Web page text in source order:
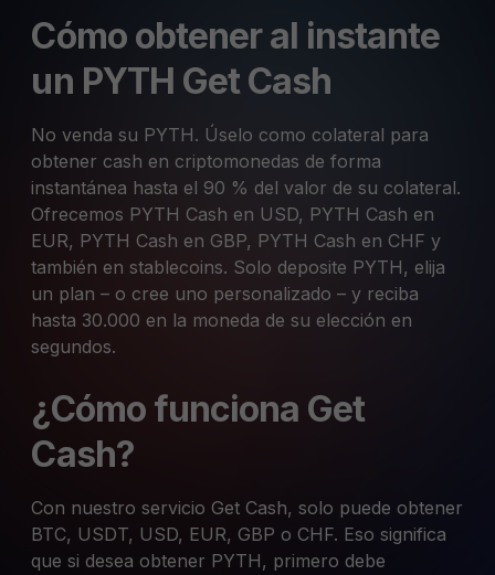
Cómo obtener al instante
un PYTH Get Cash
No venda su PYTH. Úselo como colateral para
obtener cash en criptomonedas de forma
instantánea hasta el 90 % del valor de su colateral.
Ofrecemos PYTH Cash en USD, PYTH Cash en
EUR, PYTH Cash en GBP, PYTH Cash en CHF y
también en stablecoins. Solo deposite PYTH, elija
un plan – o cree uno personalizado – y reciba
hasta 30.000 en la moneda de su elección en
segundos.
¿Cómo funciona Get
Cash?
Con nuestro servicio Get Cash, solo puede obtener
BTC, USDT, USD, EUR, GBP o CHF. Eso significa
que si desea obtener PYTH, primero debe